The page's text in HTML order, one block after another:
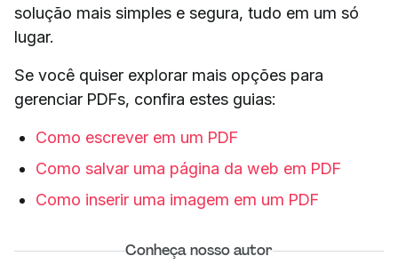
solução mais simples e segura, tudo em um só
lugar.
Se você quiser explorar mais opções para
gerenciar PDFs, confira estes guias:
Como escrever em um PDF
Como salvar uma página da web em PDF
Como inserir uma imagem em um PDF
Conheça nosso autor